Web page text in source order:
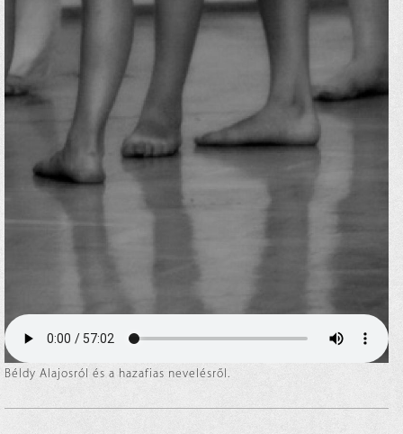
Béldy Alajosról és a hazafias nevelésről.